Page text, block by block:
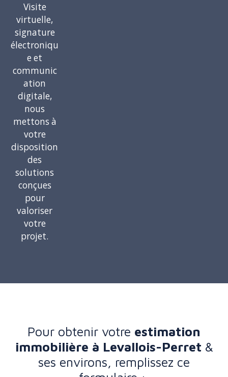
Visite
virtuelle,
signature
électroniqu
e et
communic
ation
digitale,
nous
mettons à
votre
disposition
des
solutions
conçues
pour
valoriser
votre
projet.
Pour obtenir votre estimation
immobilière à Levallois-Perret &
ses environs, remplissez ce